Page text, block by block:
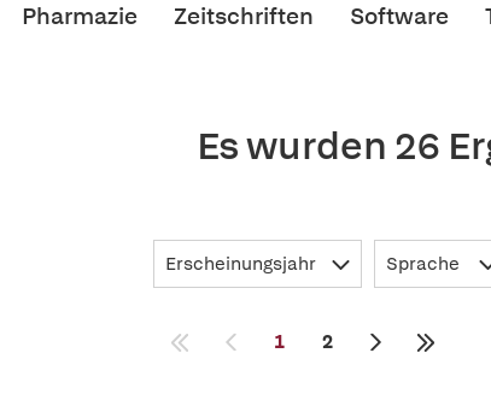
Pharmazie Zeitschriften Software
Es wurden 26
Erscheinungsjahr Sprache
1 2